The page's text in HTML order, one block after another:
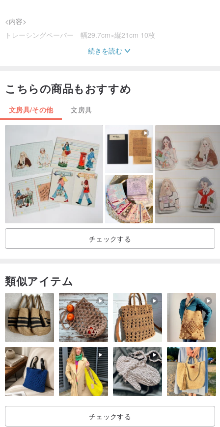
<内容>
トレーシングペーパー 幅29.7cm×縦21cm 10枚
※折り曲げた部分には白いスジが入ります。ラッピング時などご注意
ください
続きを読む
こちらの商品もおすすめ
文房具/その他 文房具
チェックする
類似アイテム
チェックする